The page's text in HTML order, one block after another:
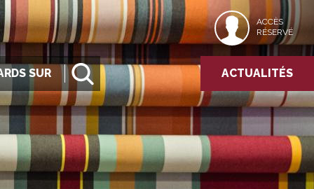
SUR
ACCÈS
RÉSERVÉ
ACTUALITÉS